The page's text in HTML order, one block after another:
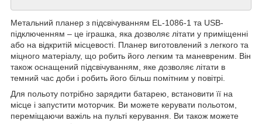
Метальний планер з підсвічуванням EL-1086-1 та USB-
підключенням – це іграшка, яка дозволяє літати у приміщенні
або на відкритій місцевості. Планер виготовлений з легкого та
міцного матеріалу, що робить його легким та маневреним. Він
також оснащений підсвічуванням, яке дозволяє літати в
темний час доби і робить його більш помітним у повітрі.
Для польоту потрібно зарядити батарею, встановити її на
місце і запустити моторчик. Ви можете керувати польотом,
переміщаючи важіль на пульті керування. Ви також можете